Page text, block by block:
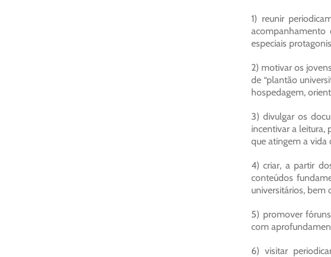
1) reunir
especiais
2) motivar os
de “plantão
hospedagem,
3) divulgar os
incentivar a leitura,
que atingem a vida
4) criar, a partir
conteúdos
universitários, bem
5) promover
com
6) visitar